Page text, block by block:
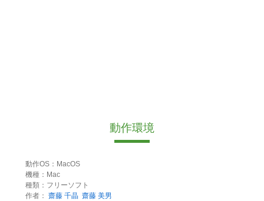
動作環境
動作OS：MacOS
機種：Mac
種類：フリーソフト
作者： 齋藤 千晶 齋藤 美男